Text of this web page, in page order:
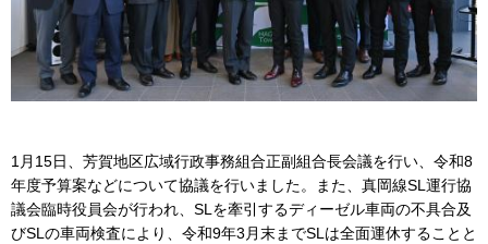
1月15日、芳賀地区広域行政事務組合正副組合長会議を行い、令和8
年度予算案などについて協議を行いました。また、真岡線SL運行協
議会臨時役員会が行われ、SLを牽引するディーゼル車両の不具合及
びSLの車両検査により、令和9年3月末までSLは全面運休することと